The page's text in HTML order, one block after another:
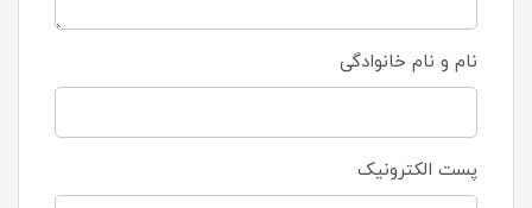
نام و نام خانوادگی
پست الکترونیک